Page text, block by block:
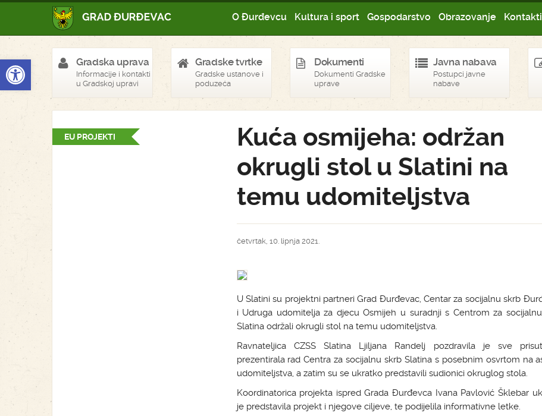
Open toolbar
O Đurđevcu Kultura i sport Gospodarstvo Obrazovanje Kontakti
Gradska uprava
Informacije i kontakti
u Gradskoj upravi
Gradske tvrtke
Gradske ustanove i
poduzeća
Dokumenti
Dokumenti Gradske
uprave
Javna nabava
Postupci javne
nabave
EU PROJEKTI
Kuća osmijeha: održan
okrugli stol u Slatini na
temu udomiteljstva
četvrtak, 10. lipnja 2021.
U Slatini su projektni partneri Grad Đurđevac, Centar za socijalnu skrb
i Udruga udomitelja za djecu Osmijeh u suradnji s Centrom za
Slatina održali okrugli stol na temu udomiteljstva.
Ravnateljica CZSS Slatina Ljiljana Randelj pozdravila je sve
prezentirala rad Centra za socijalnu skrb Slatina s posebnim osvrtom na
udomiteljstva, a zatim su se ukratko predstavili sudionici okruglog stola.
Koordinatorica projekta ispred Grada Đurđevca Ivana Pavlović Šklebar
je predstavila projekt i njegove ciljeve, te podijelila informativne letke.